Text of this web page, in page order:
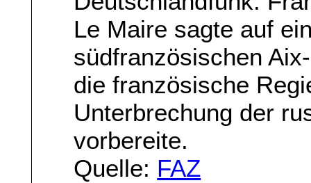
Le Maire sagte auf
südfranzösischen
die französische
Unterbrechung der
vorbereite.
Quelle: FAZ